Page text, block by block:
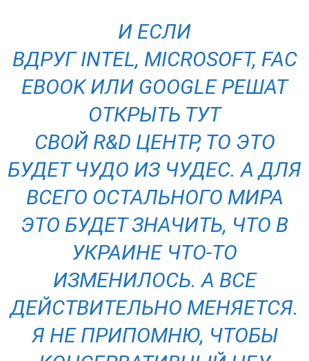
И ЕСЛИ
ВДРУГ INTEL, MICROSOFT, FAC
EBOOK ИЛИ GOOGLE РЕШАТ
ОТКРЫТЬ ТУТ
СВОЙ R&D ЦЕНТР, ТО ЭТО
БУДЕТ ЧУДО ИЗ ЧУДЕС. А ДЛЯ
ВСЕГО ОСТАЛЬНОГО МИРА
ЭТО БУДЕТ ЗНАЧИТЬ, ЧТО В
УКРАИНЕ ЧТО-ТО
ИЗМЕНИЛОСЬ. А ВСЕ
ДЕЙСТВИТЕЛЬНО МЕНЯЕТСЯ.
Я НЕ ПРИПОМНЮ, ЧТОБЫ